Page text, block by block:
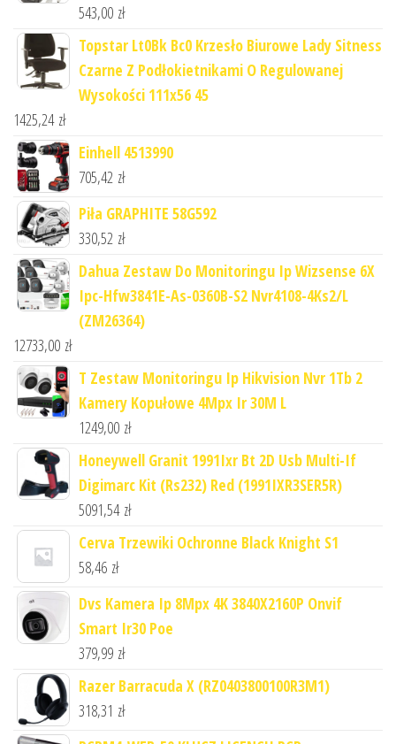
543,00 zł
Topstar Lt0Bk Bc0 Krzesło Biurowe Lady Sitness
Czarne Z Podłokietnikami O Regulowanej
Wysokości 111x56 45
1425,24 zł
Einhell 4513990
705,42 zł
Piła GRAPHITE 58G592
330,52 zł
Dahua Zestaw Do Monitoringu Ip Wizsense 6X
Ipc-Hfw3841E-As-0360B-S2 Nvr4108-4Ks2/L
(ZM26364)
12733,00 zł
T Zestaw Monitoringu Ip Hikvision Nvr 1Tb 2
Kamery Kopułowe 4Mpx Ir 30M L
1249,00 zł
Honeywell Granit 1991Ixr Bt 2D Usb Multi-If
Digimarc Kit (Rs232) Red (1991IXR3SER5R)
5091,54 zł
Cerva Trzewiki Ochronne Black Knight S1
58,46 zł
Dvs Kamera Ip 8Mpx 4K 3840X2160P Onvif
Smart Ir30 Poe
379,99 zł
Razer Barracuda X (RZ0403800100R3M1)
318,31 zł